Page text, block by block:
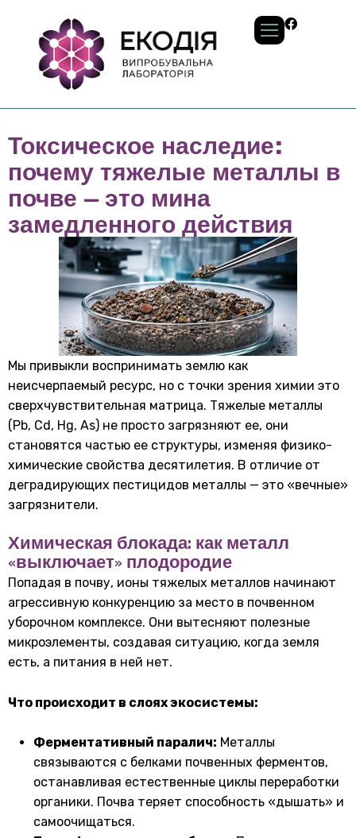
Токсическое наследие:
почему тяжелые металлы в
почве – это мина
замедленного действия
Мы привыкли воспринимать землю как
неисчерпаемый ресурс, но с точки зрения химии это
сверхчувствительная матрица. Тяжелые металлы
(Pb, Cd, Hg, As) не просто загрязняют ее, они
становятся частью ее структуры, изменяя физико-
химические свойства десятилетия. В отличие от
деградирующих пестицидов металлы — это «вечные»
загрязнители.
Химическая блокада: как металл
«выключает» плодородие
Попадая в почву, ионы тяжелых металлов начинают
агрессивную конкуренцию за место в почвенном
уборочном комплексе. Они вытесняют полезные
микроэлементы, создавая ситуацию, когда земля
есть, а питания в ней нет.
Что происходит в слоях экосистемы:
Ферментативный паралич: Металлы
связываются с белками почвенных ферментов,
останавливая естественные циклы переработки
органики. Почва теряет способность «дышать» и
самоочищаться.